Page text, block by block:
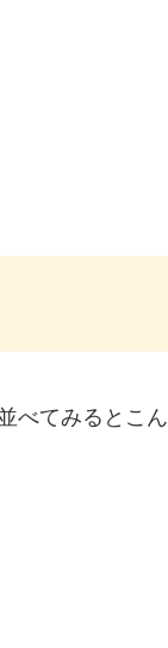
べてみるとこん